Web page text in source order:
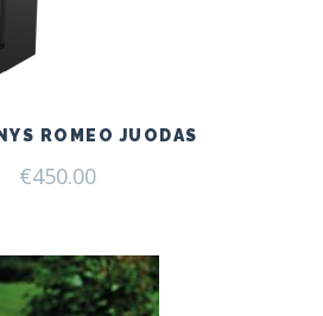
ROMEO JUODAS
€450.00